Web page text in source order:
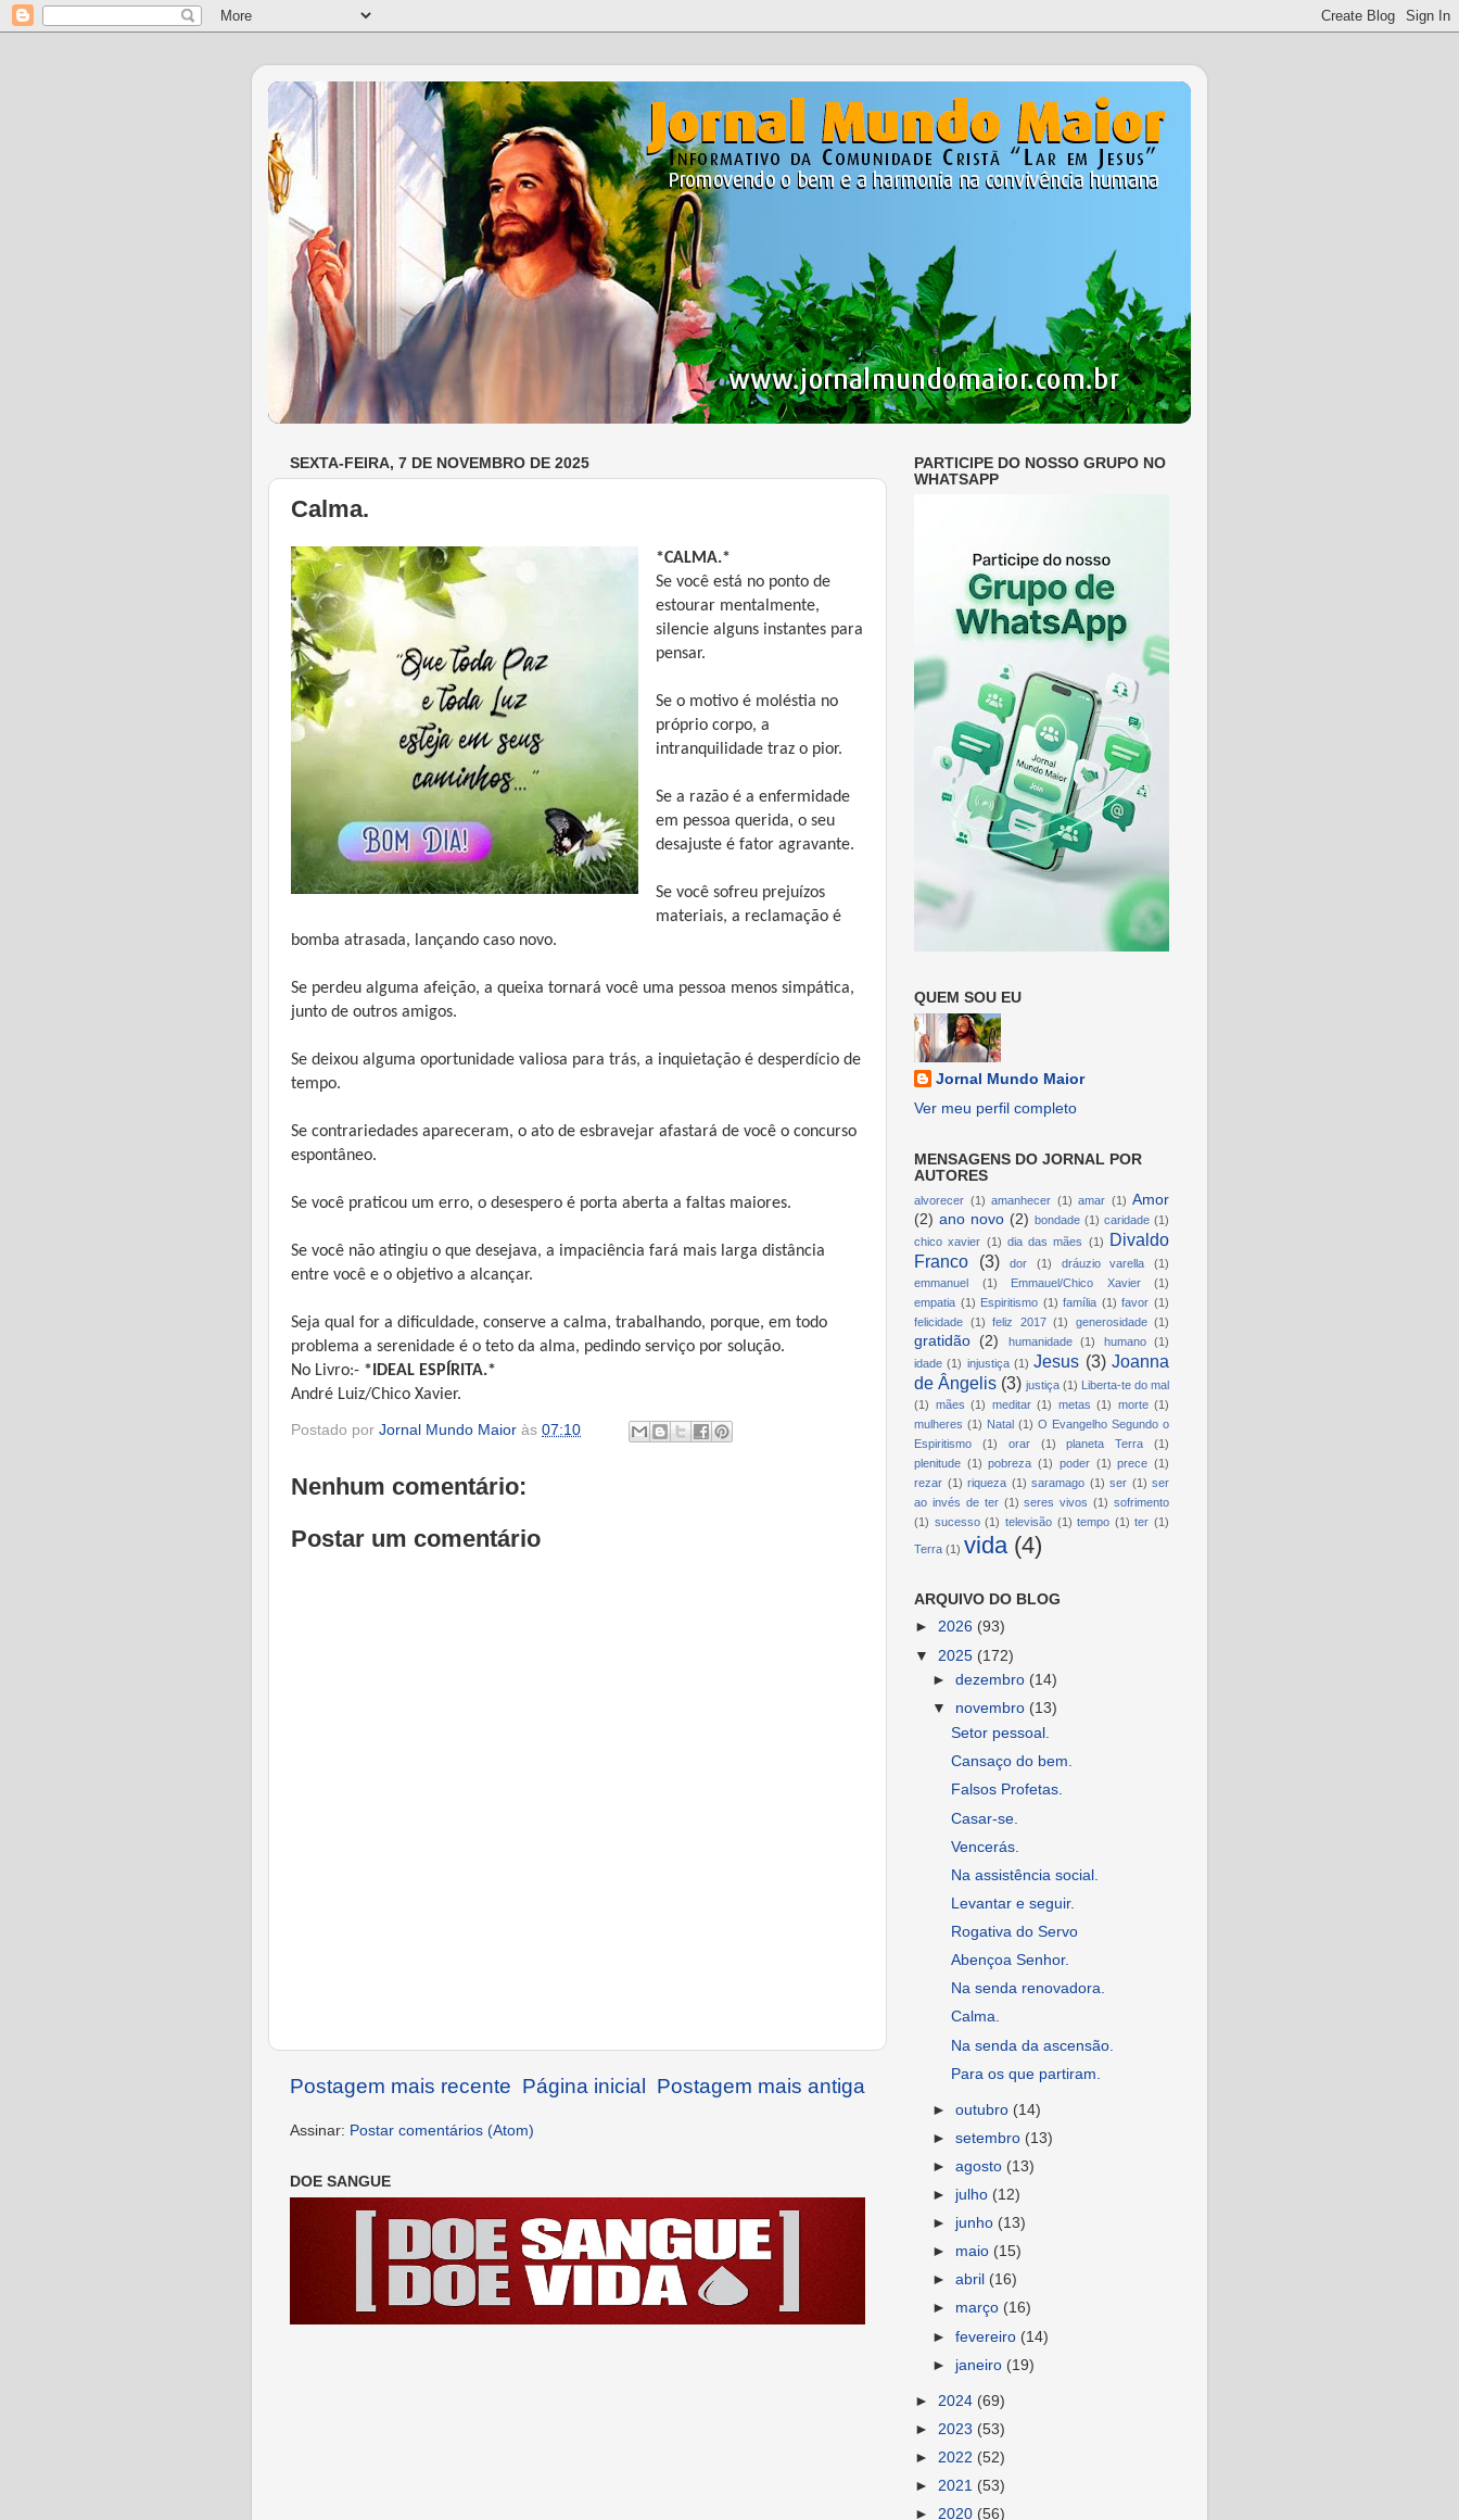
SEXTA-FEIRA, 7 DE NOVEMBRO DE 2025
Calma.
*CALMA.*
Se você está no ponto de
estourar mentalmente,
silencie alguns instantes para
pensar.
Se o motivo é moléstia no
próprio corpo, a
intranquilidade traz o pior.
Se a razão é a enfermidade
em pessoa querida, o seu
desajuste é fator agravante.
Se você sofreu prejuízos
materiais, a reclamação é
bomba atrasada, lançando caso novo.
Se perdeu alguma afeição, a queixa tornará você uma pessoa menos simpática,
junto de outros amigos.
Se deixou alguma oportunidade valiosa para trás, a inquietação é desperdício de
tempo.
Se contrariedades apareceram, o ato de esbravejar afastará de você o concurso
espontâneo.
Se você praticou um erro, o desespero é porta aberta a faltas maiores.
Se você não atingiu o que desejava, a impaciência fará mais larga distância
entre você e o objetivo a alcançar.
Seja qual for a dificuldade, conserve a calma, trabalhando, porque, em todo
problema a serenidade é o teto da alma, pedindo serviço por solução.
No Livro:- *IDEAL ESPÍRITA.*
André Luiz/Chico Xavier.
Postado por Jornal Mundo Maior às 07:10
Nenhum comentário:
Postar um comentário
Postagem mais recente Postagem mais antiga
Página inicial
Assinar: Postar comentários (Atom)
DOE SANGUE
PARTICIPE DO NOSSO GRUPO NO
WHATSAPP
QUEM SOU EU
Jornal Mundo Maior
Ver meu perfil completo
MENSAGENS DO JORNAL POR
AUTORES
alvorecer (1) amanhecer (1) amar (1) Amor
(2) ano novo (2) bondade (1) caridade (1)
chico xavier (1) dia das mães (1) Divaldo
Franco
(3) dor (1) dráuzio varella
(1)
emmanuel
(1) Emmauel/Chico Xavier
(1)
empatia (1) Espiritismo (1) família (1) favor (1)
felicidade (1) feliz 2017 (1) generosidade (1)
gratidão (2) humanidade (1) humano
(1)
idade (1) injustiça (1) Jesus (3) Joanna
de Ângelis (3) justiça (1)
Liberta-te do mal
(1) mães (1) meditar (1) metas (1) morte (1)
mulheres (1) Natal (1) O Evangelho Segundo o
Espiritismo
(1) orar (1) planeta Terra
(1)
plenitude (1) pobreza (1) poder (1) prece (1)
rezar (1) riqueza (1) saramago (1) ser (1) ser
ao invés de ter (1) seres vivos (1) sofrimento
(1) sucesso (1) televisão (1) tempo (1) ter (1)
Terra (1) vida (4)
ARQUIVO DO BLOG
► 2026 (93)
▼ 2025 (172)
►dezembro (14)
▼ novembro (13)
Setor pessoal.
Cansaço do bem.
Falsos Profetas.
Casar-se.
Vencerás.
Na assistência social.
Levantar e seguir.
Rogativa do Servo
Abençoa Senhor.
Na senda renovadora.
Calma.
Na senda da ascensão.
Para os que partiram.
►outubro (14)
►setembro (13)
►agosto (13)
► julho (12)
► junho (13)
► maio (15)
►abril (16)
► março (16)
►fevereiro (14)
► janeiro (19)
► 2024 (69)
► 2023 (53)
► 2022 (52)
► 2021 (53)
► 2020 (56)